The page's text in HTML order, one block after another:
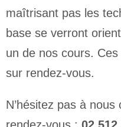
maîtrisant pas les
base se verront
un de nos cours.
sur rendez-vous.
N’hésitez pas à